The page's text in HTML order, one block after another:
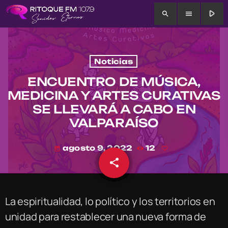
search menu play_arrow
Noticias
ENCUENTRO DE MÚSICA,
MEDICINA Y ARTES CURATIVAS
SE LLEVARÁ A CABO EN
VALPARAÍSO
today agosto 9, 2022 12
share
email
La espiritualidad, lo político y los territorios en
unidad para restablecer una nueva forma de